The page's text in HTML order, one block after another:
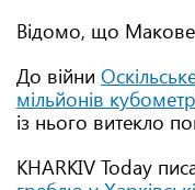
Відомо, що
До війни
мільйонів
із нього витекло
KHARKIV Today